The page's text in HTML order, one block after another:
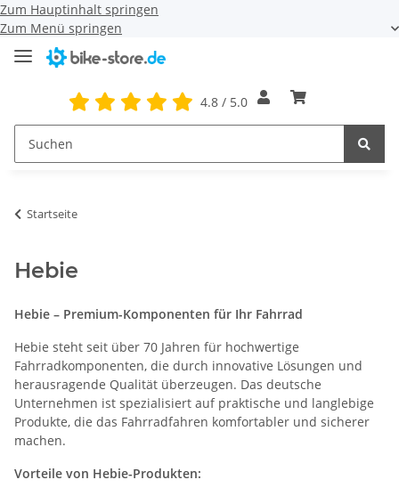
Zum Hauptinhalt springen
Zum Menü springen
4.8 / 5.0
Startseite
Hebie
Hebie – Premium-Komponenten für Ihr Fahrrad
Hebie steht seit über 70 Jahren für hochwertige
Fahrradkomponenten, die durch innovative Lösungen und
herausragende Qualität überzeugen. Das deutsche
Unternehmen ist spezialisiert auf praktische und langlebige
Produkte, die das Fahrradfahren komfortabler und sicherer
machen.
Vorteile von Hebie-Produkten: